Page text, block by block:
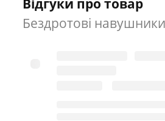
Відгуки про товар
Бездротові